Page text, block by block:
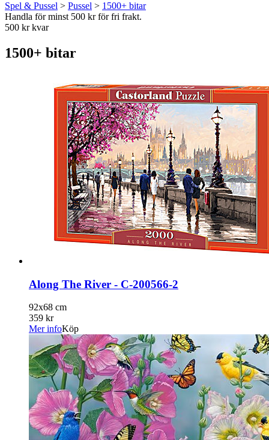
Spel & Pussel > Pussel > 1500+ bitar
Handla för minst 500 kr för fri frakt.
500 kr kvar
1500+ bitar
Along The River - C-200566-2
92x68 cm
359 kr
Mer infoKöp